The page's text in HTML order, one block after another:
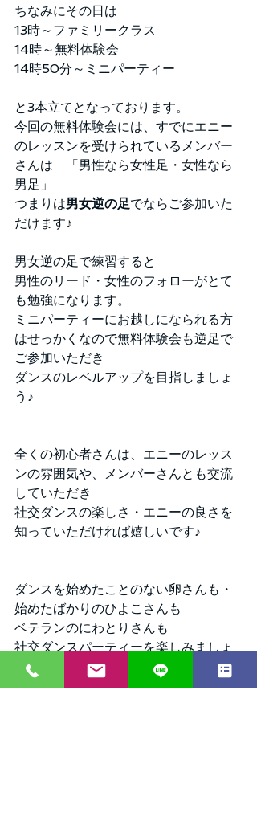
ちなみにその日は
13時～ファミリークラス
14時～無料体験会
14時50分～ミニパーティー
と3本立てとなっております。
今回の無料体験会には、すでにエニー
のレッスンを受けられているメンバー
さんは　「男性なら女性足・女性なら
男足」
つまりは男女逆の足でならご参加いた
だけます♪
男女逆の足で練習すると
男性のリード・女性のフォローがとて
も勉強になります。
ミニパーティーにお越しになられる方
はせっかくなので無料体験会も逆足で
ご参加いただき
ダンスのレベルアップを目指しましょ
う♪
全くの初心者さんは、エニーのレッス
ンの雰囲気や、メンバーさんとも交流
していただき
社交ダンスの楽しさ・エニーの良さを
知っていただければ嬉しいです♪
ダンスを始めたことのない卵さんも・
始めたばかりのひよこさんも
ベテランのにわとりさんも
社交ダンスパーティーを楽しみましょ
う♪